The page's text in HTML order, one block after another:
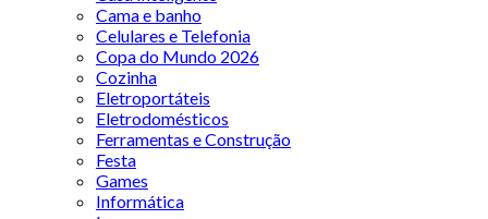
Cama e banho
Celulares e Telefonia
Copa do Mundo 2026
Cozinha
Eletroportáteis
Eletrodomésticos
Ferramentas e Construção
Festa
Games
Informática